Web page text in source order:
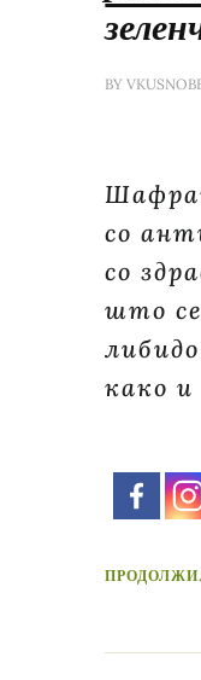
BY
со
со
што се
како